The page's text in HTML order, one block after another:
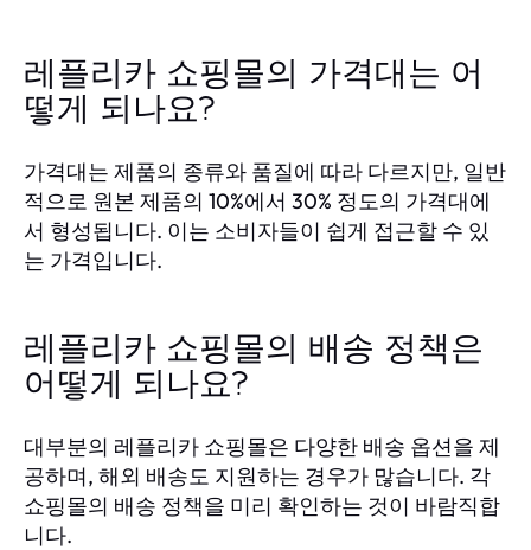
레플리카 쇼핑몰의 가격대는 어
떻게 되나요?
가격대는 제품의 종류와 품질에 따라 다르지만, 일반
적으로 원본 제품의 10%에서 30% 정도의 가격대에
서 형성됩니다. 이는 소비자들이 쉽게 접근할 수 있
는 가격입니다.
레플리카 쇼핑몰의 배송 정책은
어떻게 되나요?
대부분의 레플리카 쇼핑몰은 다양한 배송 옵션을 제
공하며, 해외 배송도 지원하는 경우가 많습니다. 각
쇼핑몰의 배송 정책을 미리 확인하는 것이 바람직합
니다.